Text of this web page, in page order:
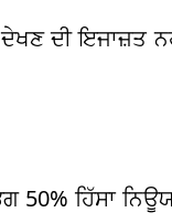
ਦੀ ਇਜਾਜ਼ਤ
ਹਿੱਸਾ